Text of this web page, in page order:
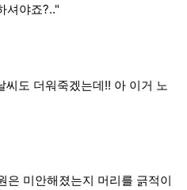
셔야죠?.."
도 더워죽겠는데!! 아 이거 노
은 미안해졌는지 머리를 긁적이